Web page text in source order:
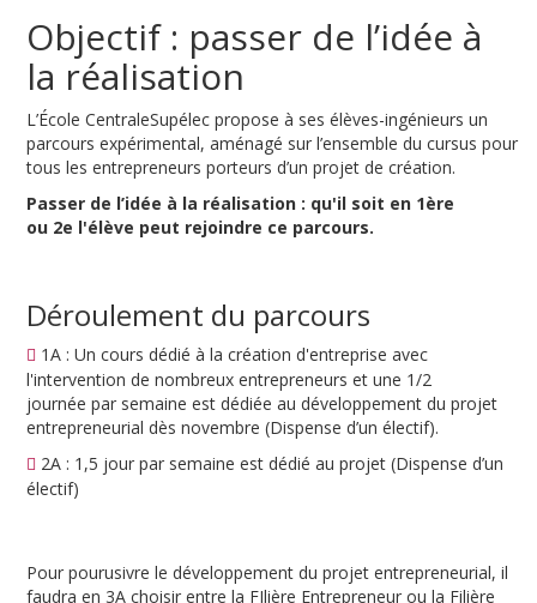
Objectif : passer de l’idée à
la réalisation
L’École CentraleSupélec propose à ses élèves-ingénieurs un
parcours expérimental, aménagé sur l’ensemble du cursus pour
tous les entrepreneurs porteurs d’un projet de création.
Passer de l’idée à la réalisation : qu'il soit en 1ère
ou 2e l'élève peut rejoindre ce parcours.
Déroulement du parcours
1A : Un cours dédié à la création d'entreprise avec
l'intervention de nombreux entrepreneurs et une 1/2
journée par semaine est dédiée au développement du projet
entrepreneurial dès novembre (Dispense d’un électif).
2A : 1,5 jour par semaine est dédié au projet (Dispense d’un
électif)
Pour pourusivre le développement du projet entrepreneurial, il
faudra en 3A choisir entre la FIlière Entrepreneur ou la Filière